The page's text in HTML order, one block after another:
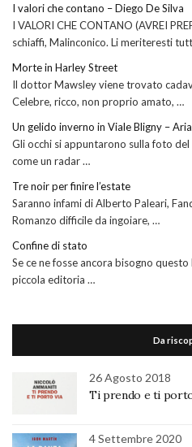
I valori che contano – Diego De Silva
I VALORI CHE CONTANO (AVREI
schiaffi, Malinconico. Li meriteresti
Morte in Harley Street
Il dottor Mawsley viene trovato
Celebre, ricco, non proprio amato, …
Un gelido inverno in Viale Bligny –
Gli occhi si appuntarono sulla foto del
come un radar …
Tre noir per finire l’estate
Saranno infami di Alberto Paleari,
Romanzo difficile da ingoiare, …
Confine di stato
Se ce ne fosse ancora bisogno
piccola editoria …
Da
26 Agosto 2018
Ti prendo e ti
4 Settembre 2020